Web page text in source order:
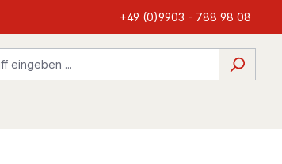
+49 (0)9903 - 788 98 08